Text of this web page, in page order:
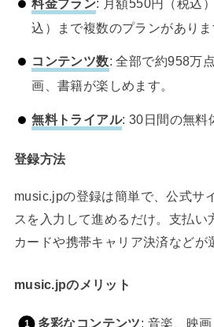
込）まで複数のプランがありま
コンテンツ数: 全部で約958万
画、書籍が楽しめます。
無料トライアル: 30日間の無料
登録方法
music.jpの登録は簡単で、公式サ
スを入力して進めるだけ。支払い
カードや携帯キャリア決済などが
music.jpのメリット
多彩なコンテンツ: 音楽、映